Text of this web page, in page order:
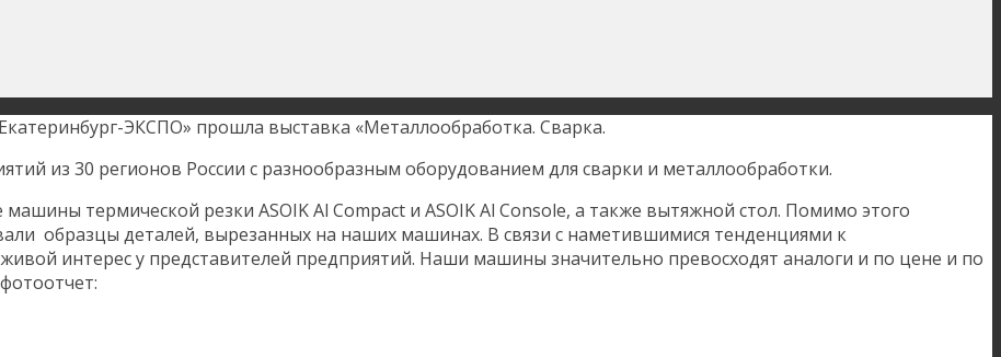
ЭКСПО» прошла выставка «Металлообработка. Сварка.
из 30 регионов России с разнообразным оборудованием для сварки и металлообработки.
термической резки ASOIK Al Compact и ASOIK Al Console, а также вытяжной стол. Помимо этого
образцы деталей, вырезанных на наших машинах. В связи с наметившимися тенденциями к
интерес у представителей предприятий. Наши машины значительно превосходят аналоги и по цене и по